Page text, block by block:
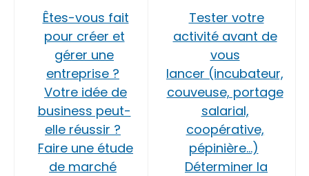
Êtes-vous fait
pour créer et
gérer une
entreprise ?
Votre idée de
business peut-
elle réussir ?
Faire une étude
de marché
Tester votre
activité avant de
vous
lancer (incubateur,
couveuse, portage
salarial,
coopérative,
pépinière…)
Déterminer la